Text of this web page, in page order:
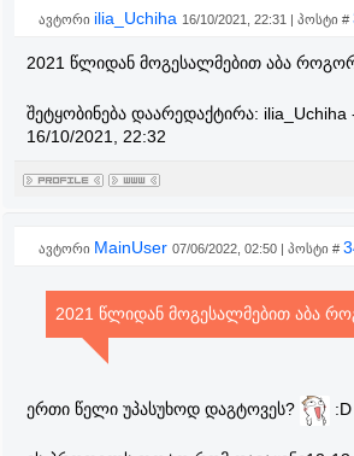
ავტორი ilia_Uchiha 16/10/2021, 22:31 | პოსტი #
2021 წლიდან მოგესალმებით აბა
შეტყობინება დაარედაქტირა: ilia_Uchiha
16/10/2021, 22:32
ავტორი MainUser 07/06/2022, 02:50 | პოსტი #
2021 წლიდან მოგესალმებით აბა
ერთი წელი უპასუხოდ დაგტოვეს? :D